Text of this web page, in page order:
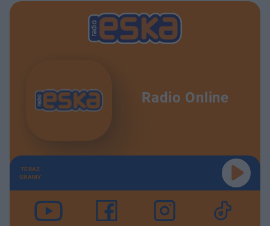
Radio Online
TERAZ
GRAMY